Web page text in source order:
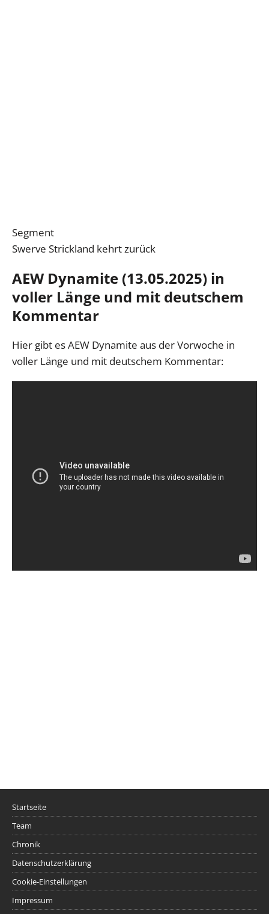
Segment
Swerve Strickland kehrt zurück
AEW Dynamite (13.05.2025) in
voller Länge und mit deutschem
Kommentar
Hier gibt es AEW Dynamite aus der Vorwoche in
voller Länge und mit deutschem Kommentar:
Startseite
Team
Chronik
Datenschutzerklärung
Cookie-Einstellungen
Impressum